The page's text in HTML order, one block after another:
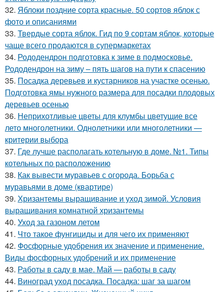
32. Яблоки поздние сорта красные. 50 сортов яблок с
фото и описаниями
33. Твердые сорта яблок. Гид по 9 сортам яблок, которые
чаще всего продаются в супермаркетах
34. Рододендрон подготовка к зиме в подмосковье.
Рододендрон на зиму – пять шагов на пути к спасению
35. Посадка деревьев и кустарников на участке осенью.
Подготовка ямы нужного размера для посадки плодовых
деревьев осенью
36. Неприхотливые цветы для клумбы цветущие все
лето многолетники. Однолетники или многолетники —
критерии выбора
37. Где лучше располагать котельную в доме. №1. Типы
котельных по расположению
38. Как вывести муравьев с огорода. Борьба с
муравьями в доме (квартире)
39. Хризантемы выращивание и уход зимой. Условия
выращивания комнатной хризантемы
40. Уход за газоном летом
41. Что такое фунгициды и для чего их применяют
42. Фосфорные удобрения их значение и применение.
Виды фосфорных удобрений и их применение
43. Работы в саду в мае. Май — работы в саду
44. Виноград уход посадка. Посадка: шаг за шагом